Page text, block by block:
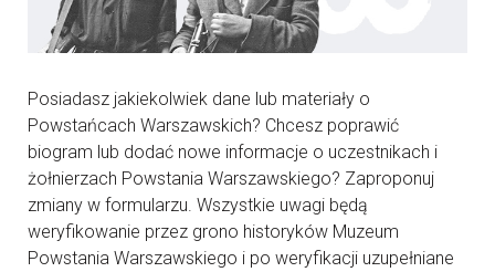
Posiadasz jakiekolwiek dane lub materiały o
Powstańcach Warszawskich? Chcesz poprawić
biogram lub dodać nowe informacje o uczestnikach i
żołnierzach Powstania Warszawskiego? Zaproponuj
zmiany w formularzu. Wszystkie uwagi będą
weryfikowanie przez grono historyków Muzeum
Powstania Warszawskiego i po weryfikacji uzupełniane